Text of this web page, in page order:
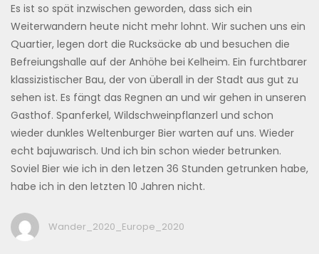
Es ist so spät inzwischen geworden, dass sich ein
Weiterwandern heute nicht mehr lohnt. Wir suchen uns ein
Quartier, legen dort die Rucksäcke ab und besuchen die
Befreiungshalle auf der Anhöhe bei Kelheim. Ein furchtbarer
klassizistischer Bau, der von überall in der Stadt aus gut zu
sehen ist. Es fängt das Regnen an und wir gehen in unseren
Gasthof. Spanferkel, Wildschweinpflanzerl und schon
wieder dunkles Weltenburger Bier warten auf uns. Wieder
echt bajuwarisch. Und ich bin schon wieder betrunken.
Soviel Bier wie ich in den letzen 36 Stunden getrunken habe,
habe ich in den letzten 10 Jahren nicht.
Wander_2020_Europe_2020